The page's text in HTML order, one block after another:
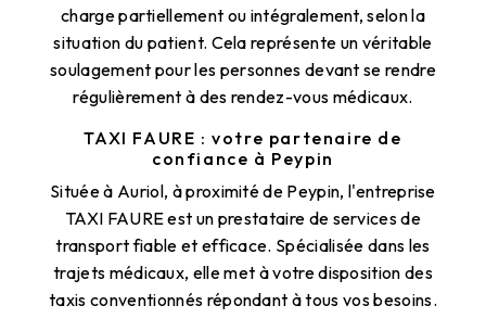
charge partiellement ou intégralement, selon la
situation du patient. Cela représente un véritable
soulagement pour les personnes devant se rendre
régulièrement à des rendez-vous médicaux.
TAXI FAURE : votre partenaire de
confiance à Peypin
Située à Auriol, à proximité de Peypin, l'entreprise
TAXI FAURE est un prestataire de services de
transport fiable et efficace. Spécialisée dans les
trajets médicaux, elle met à votre disposition des
taxis conventionnés répondant à tous vos besoins.